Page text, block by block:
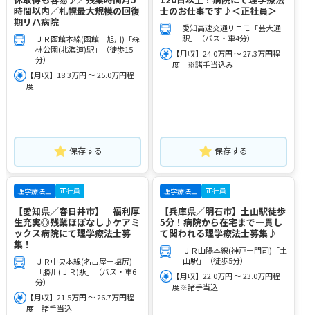
時間以内／札幌最大規模の回復
期リハ病院
ＪＲ函館本線(函館－旭川)「森
林公園(北海道)駅」（徒歩15
分）
【月収】18.3万円 ～ 25.0万円程
度
保存する
士のお仕事です♪＜正社員＞
愛知高速交通リニモ「芸大通
駅」（バス・車4分）
【月収】24.0万円 ～ 27.3万円程
度 ※諸手当込み
保存する
理学療法士 正社員
【愛知県／春日井市】 福利厚
生充実◎残業ほぼなし♪ケアミ
ックス病院にて理学療法士募
集！
ＪＲ中央本線(名古屋－塩尻)
「勝川(ＪＲ)駅」（バス・車6
分）
【月収】21.5万円 ～ 26.7万円程
度 諸手当込
理学療法士 正社員
【兵庫県／明石市】土山駅徒歩
5分！病院から在宅まで一貫し
て関われる理学療法士募集♪
ＪＲ山陽本線(神戸－門司)「土
山駅」（徒歩5分）
【月収】22.0万円 ～ 23.0万円程
度※諸手当込